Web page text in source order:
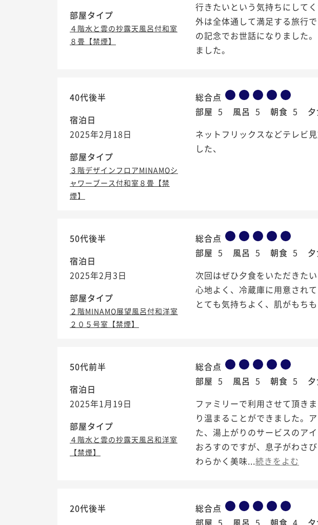
部屋タイプ
４階水と雲の抄露天風呂付和室
８畳【禁煙】
行きたいという気持ちにして
外は全体通して満足する旅行
の記念でお世話になりました
ました。
40代後半
宿泊日
2025年2月18日
部屋タイプ
３階デザインフロアMINAMOシ
ャワーブース付和室８畳【禁
煙】
総合点
部屋 5 風呂 5 朝食 5
ネットフリックスなどテレビ
した、
50代後半
宿泊日
2025年2月3日
部屋タイプ
２階MINAMO展望風呂付和洋室
２０５号室【禁煙】
総合点
部屋 5 風呂 5 朝食 5
次回はぜひ夕食をいただきた
心地よく、冷蔵庫に用意され
とても気持ちよく、肌がもち
50代前半
宿泊日
2025年1月19日
部屋タイプ
４階水と雲の抄露天風呂和洋室
【禁煙】
総合点
部屋 5 風呂 5 朝食 5
ファミリーで利用させて頂き
り温まることができました。
た、湯上がりのサービスのア
おろすのですが、息子がわさ
わらかく美味...続きをよむ
20代後半
総合点